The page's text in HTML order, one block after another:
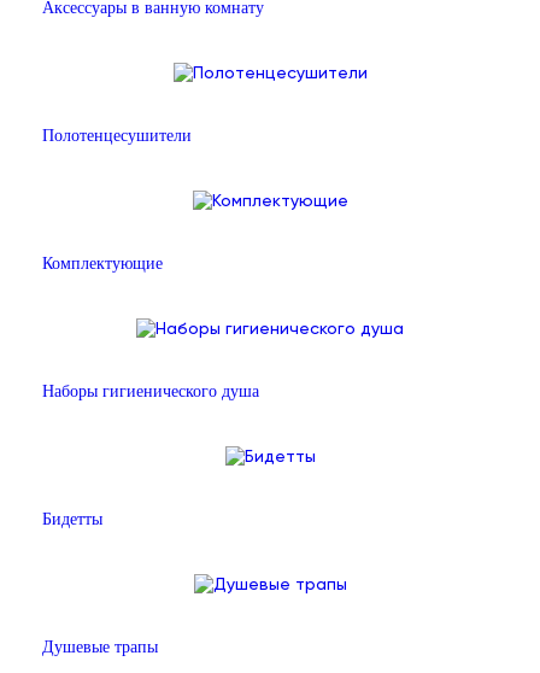
Аксессуары в ванную комнату
Полотенцесушители
Комплектующие
Наборы гигиенического душа
Бидетты
Душевые трапы